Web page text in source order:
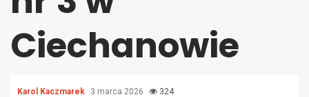
Ciechanowie
Karol Kaczmarek 3 marca 2026 324